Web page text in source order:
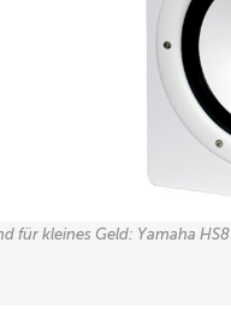
für kleines Geld: Yamaha HS8